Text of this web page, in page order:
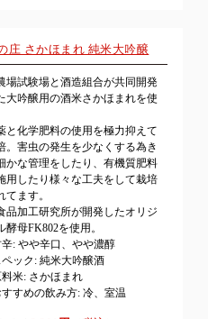
庄 さかほまれ 純米大吟醸
場試験場と酒造組合が共同開発
大吟醸用の酒米さかほまれを使
と化学肥料の使用を極力抑えて
。害虫の発生を少なくする為き
かな管理をしたり、有機質肥料
用したり様々な工夫をして栽培
てます。
品加工研究所が開発したオリジ
酵母FK802を使用。
: やや辛口、やや濃醇
ック: 純米大吟醸酒
米: さかほまれ
すめの飲み方: 冷、室温